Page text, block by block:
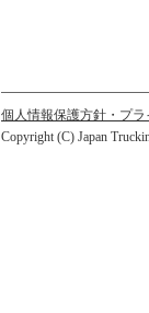
個人情報保護方針・プ
Copyright (C) Japan